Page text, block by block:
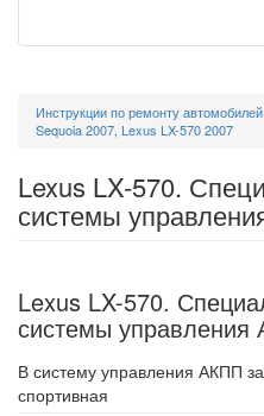
Вы
здесь
Инструкции по ремонту автомобилей
Sequoia 2007, Lexus LX-570 2007
Lexus LX-570.
системы
Lexus LX-570.
системы
В систему управления АКПП
спортивная